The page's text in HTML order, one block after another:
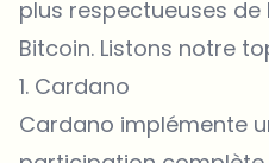
plus respectueuses de
Bitcoin. Listons notre
1. Cardano
Cardano implémente